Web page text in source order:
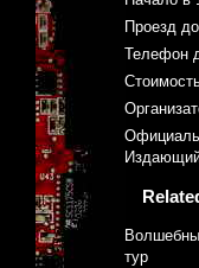
Проезд
Телефон
тур